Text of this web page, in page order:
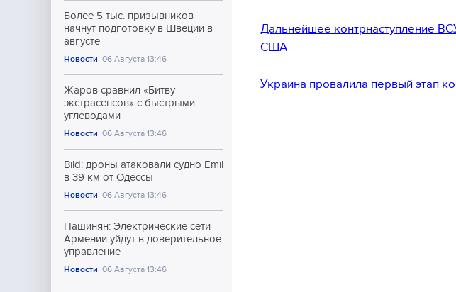
Более 5 тыс. призывников
начнут подготовку в Швеции в
августе
Новости 06 Августа 13:46
Жаров сравнил «Битву
экстрасенсов» с быстрыми
углеводами
Новости 06 Августа 13:46
Bild: дроны атаковали судно Emil
в 39 км от Одессы
Новости 06 Августа 13:46
Пашинян: Электрические сети
Армении уйдут в доверительное
управление
Новости 06 Августа 13:46
Дальнейшее контрнаступление
США
Украина провалила первый этап